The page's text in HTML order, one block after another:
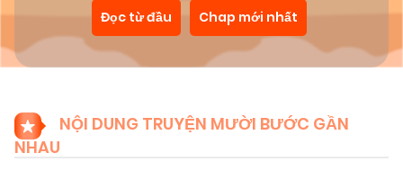
Đọc từ đầu Chap mới nhất
NỘI DUNG TRUYỆN MƯỜI BƯỚC GẦN
NHAU